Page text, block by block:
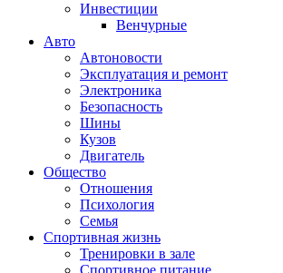
Инвестиции
Венчурные
Авто
Автоновости
Эксплуатация и ремонт
Электроника
Безопасность
Шины
Кузов
Двигатель
Общество
Отношения
Психология
Семья
Спортивная жизнь
Тренировки в зале
Спортивное питание